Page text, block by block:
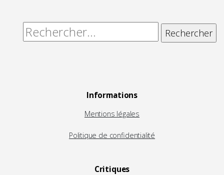
Rechercher :
Informations
Mentions légales
Politique de confidentialité
Critiques